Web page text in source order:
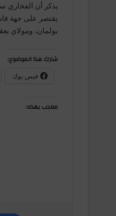
يقتصر على جهة
بولمان، ومولاي
شارك هذا الموضوع:
فيس بوك
معجب بهذه: